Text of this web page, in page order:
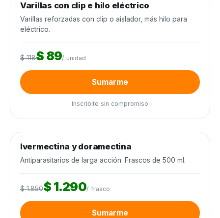
Alambrados y cercos
Varillas con clip e hilo eléctrico
Varillas reforzadas con clip o aislador, más hilo para
eléctrico.
$ 118$ 89/ unidad
Sumarme
Inscribite sin compromiso
Sanidad animal
Ivermectina y doramectina
Antiparasitarios de larga acción. Frascos de 500 ml.
$ 1.850$ 1.290/ frasco
Sumarme